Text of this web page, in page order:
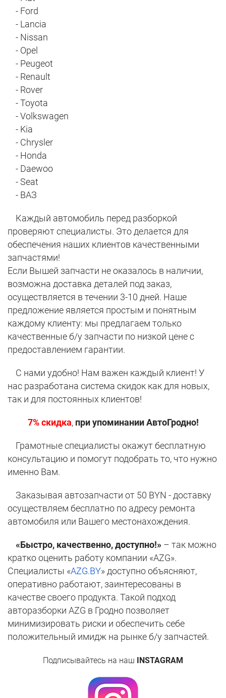
- Ford
- Lancia
- Nissan
- Opel
- Peugeot
- Renault
- Rover
- Toyota
- Volkswagen
- Kia
- Chrysler
- Honda
- Daewoo
- Seat
- ВАЗ
Каждый автомобиль перед разборкой
проверяют специалисты. Это делается для
обеспечения наших клиентов качественными
запчастями!
Если Вышей запчасти не оказалось в наличии,
возможна доставка деталей под заказ,
осуществляется в течении 3-10 дней. Наше
предложение является простым и понятным
каждому клиенту: мы предлагаем только
качественные б/у запчасти по низкой цене с
предоставлением гарантии.
С нами удобно! Нам важен каждый клиент! У
нас разработана система скидок как для новых,
так и для постоянных клиентов!
7% скидка, при упоминании АвтоГродно!
Грамотные специалисты окажут бесплатную
консультацию и помогут подобрать то, что нужно
именно Вам.
Заказывая автозапчасти от 50 BYN - доставку
осуществляем бесплатно по адресу ремонта
автомобиля или Вашего местонахождения.
«Быстро, качественно, доступно!» – так можно
кратко оценить работу компании «AZG».
Специалисты «АZG.BY» доступно объясняют,
оперативно работают, заинтересованы в
качестве своего продукта. Такой подход
авторазборки AZG в Гродно позволяет
минимизировать риски и обеспечить себе
положительный имидж на рынке б/у запчастей.
Подписывайтесь на наш INSTAGRAM